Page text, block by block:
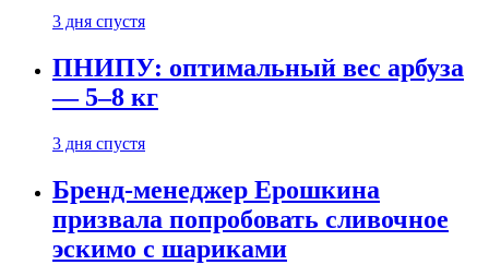
3 дня спустя
ПНИПУ: оптимальный вес арбуза
— 5–8 кг
3 дня спустя
Бренд-менеджер Ерошкина
призвала попробовать сливочное
эскимо с шариками